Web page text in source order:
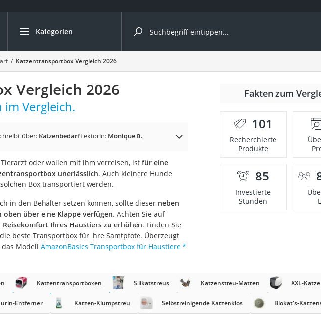
Kategorien
Die beliebtesten Vergleiche nach Kategorie
Drogerie
Inhalator
Haarschneider
Rollator
Braun Rasierer
Katzenklappe (Chip)
Masturbator
Massagepistole
Reisehaartrockner
Eiweißpulver
Magnesiumpräparat
Nackenmassagegerät
Zeckenschutz Katze
leichter Haartrockner
Katzentransportbox Vergleich 2026
Vergleich 2026
im Vergleich.
über: KatzenbedarfLektorin: Monique B.
oder wollen mit ihm verreisen, ist für eine
unerlässlich. Auch kleinere Hunde
Box transportiert werden.
in den Behälter setzen können, sollte dieser neben
über eine Klappe verfügen. Achten Sie auf
Reisekomfort Ihres Haustiers zu erhöhen. Finden Sie
beste Transportbox für Ihre Samtpfote. Überzeugt
Modell AmazonBasics Transportbox für Haustiere *
Fakten zum
101
Recherchierte
Produkte
85
Investierte
Stunden
Katzentransportboxen Silikatstreus Katzenstreu-Matten XXL-
Entferner Katzen-Klumpstreu Selbstreinigende Katzenklos Biokat's-